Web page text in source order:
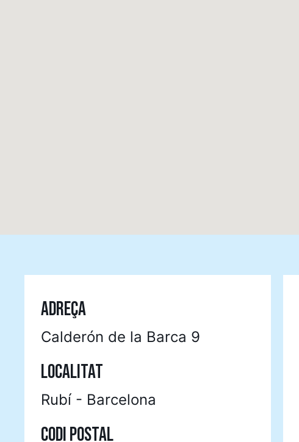
ADREÇA
Calderón de la Barca 9
LOCALITAT
Rubí - Barcelona
CODI POSTAL